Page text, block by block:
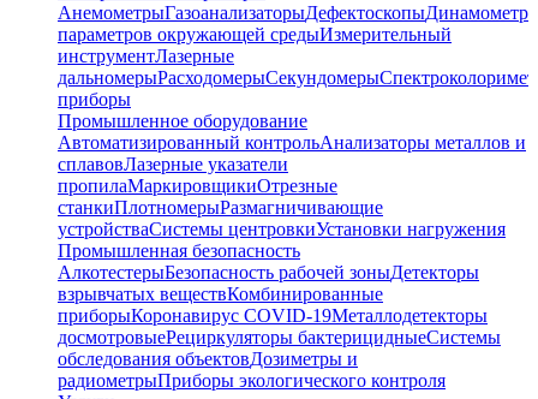
АнемометрыГазоанализаторыДефектоскопы
параметров окружающей средыИзмерительный
инструментЛазерные
дальномерыРасходомерыСекундомеры
приборы
Промышленное оборудование
Автоматизированный контрольАнализаторы металлов и
сплавовЛазерные указатели
пропилаМаркировщикиОтрезные
станкиПлотномерыРазмагничивающие
устройстваСистемы центровкиУстановки нагружения
Промышленная безопасность
АлкотестерыБезопасность рабочей зоныДетекторы
взрывчатых веществКомбинированные
приборыКоронавирус COVID-19Металлодетекторы
досмотровыеРециркуляторы бактерицидныеСистемы
обследования объектовДозиметры и
радиометрыПриборы экологического контроля